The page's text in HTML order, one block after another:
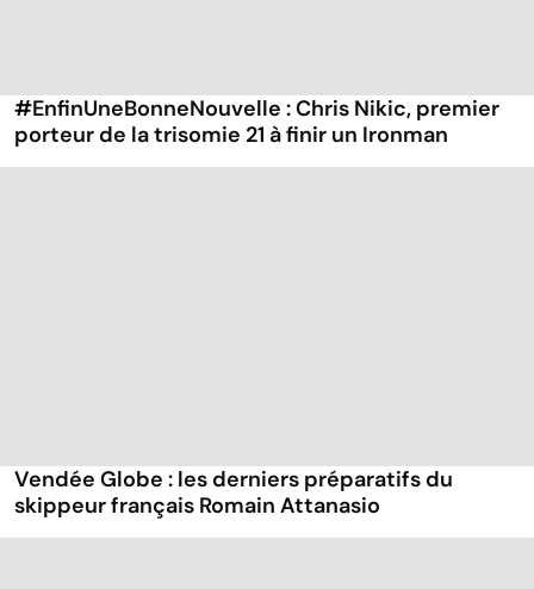
#EnfinUneBonneNouvelle : Chris Nikic, premier
porteur de la trisomie 21 à finir un Ironman
Vendée Globe : les derniers préparatifs du
skippeur français Romain Attanasio